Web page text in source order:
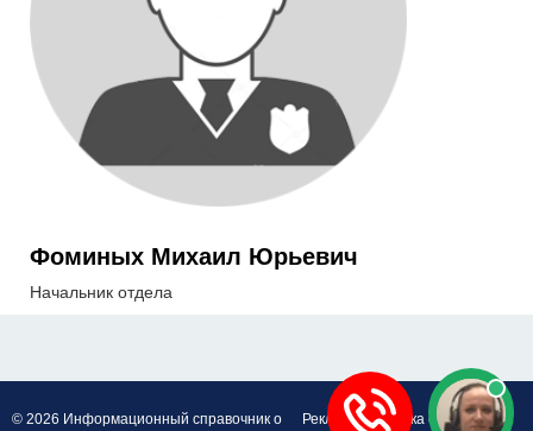
Фоминых Михаил Юрьевич
Начальник отдела
© 2026 Информационный справочник о
РекламаПолитика обработки